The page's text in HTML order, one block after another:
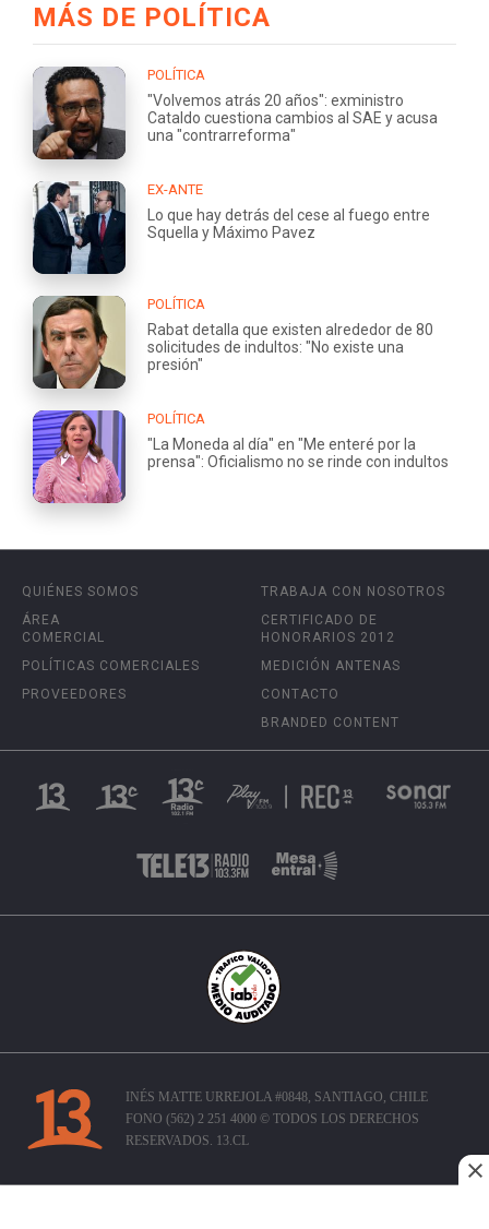
MÁS DE POLÍTICA
POLÍTICA
"Volvemos atrás 20 años": exministro
Cataldo cuestiona cambios al SAE y acusa
una "contrarreforma"
EX-ANTE
Lo que hay detrás del cese al fuego entre
Squella y Máximo Pavez
POLÍTICA
Rabat detalla que existen alrededor de 80
solicitudes de indultos: "No existe una
presión"
POLÍTICA
"La Moneda al día" en "Me enteré por la
prensa": Oficialismo no se rinde con indultos
QUIÉNES SOMOS
ÁREA
COMERCIAL
POLÍTICAS COMERCIALES
PROVEEDORES
TRABAJA CON NOSOTROS
CERTIFICADO DE
HONORARIOS 2012
MEDICIÓN ANTENAS
CONTACTO
BRANDED CONTENT
INÉS MATTE URREJOLA #0848, SANTIAGO, CHILE
FONO (562) 2 251 4000 © TODOS LOS DERECHOS
RESERVADOS. 13.CL